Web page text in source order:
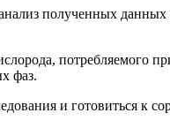
полученных
потребляемого
фаз.
и готовиться к